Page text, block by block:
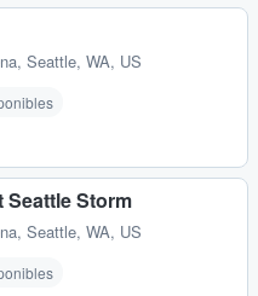
, Seattle, WA, US
Seattle Storm
, Seattle, WA, US